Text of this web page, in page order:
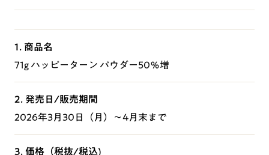
1. 商品名
71g ハッピーターン パウダー50％増
2. 発売日/販売期間
2026年3月30日（月）～4月末まで
3. 価格（税抜/税込)